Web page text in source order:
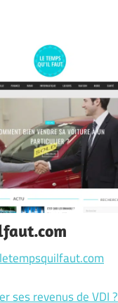
ses revenus de VDI ?